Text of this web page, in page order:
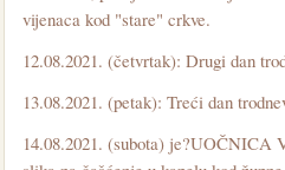
vijenaca kod "stare" crkve.
12.08.2021. (četvrtak): Drugi dan
13.08.2021. (petak): Treći dan
14.08.2021. (subota) je?UOČNICA